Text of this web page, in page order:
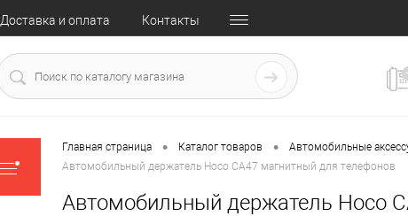
Доставка и оплата Контакты
Главная страница • Каталог товаров • Автомобильные
Автомобильный держатель Hoco CA47 магнитный для телефонов
Автомобильный держатель Hoco